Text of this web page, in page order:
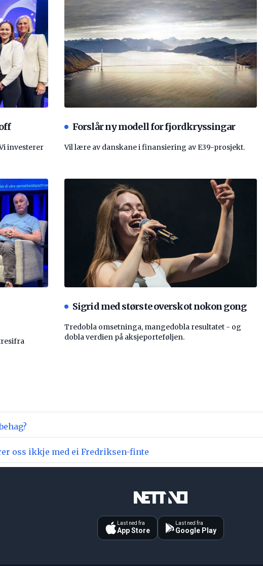
investerer
Forslår ny modell for fjordkryssingar
Vil lære av danskane i finansiering av E39-prosjekt.
Sigrid med største overskot nokon gong
Tredobla omsetninga, mangedobla resultatet - og
dobla verdien på aksjeporteføljen.
oss ikkje med ei Fredriksen-finte
Last ned fra
App Store
Last ned fra
Google Play